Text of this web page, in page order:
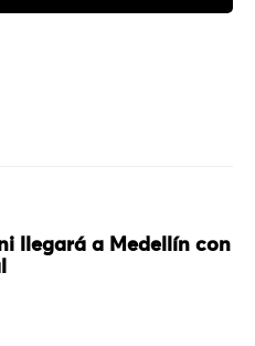
llegará a Medellín con